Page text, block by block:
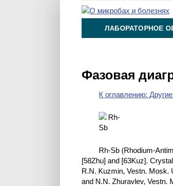
ЛАБОРАТОРНОЕ
Фазовая
К оглавлению:
Rh-Sb (Rhodium-
[58Zhu] and [63Kuz].
R.N. Kuzmin, Vestn. Mosk.
and N.N. Zhuravlev, Vestn.